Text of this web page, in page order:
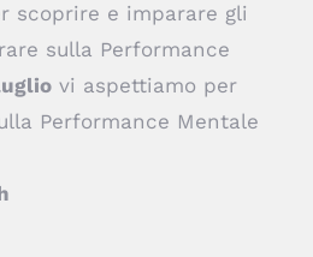
scoprire e imparare gli
sulla Performance
vi aspettiamo per
Performance Mentale